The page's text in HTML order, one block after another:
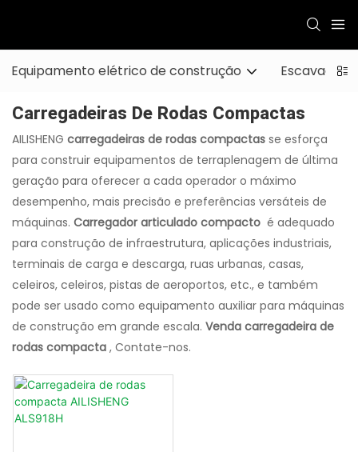
Equipamento elétrico de construção
Carregadeiras De Rodas Compactas
AILISHENG carregadeiras de rodas compactas se esforça
para construir equipamentos de terraplenagem de última
geração para oferecer a cada operador o máximo
desempenho, mais precisão e preferências versáteis de
máquinas. Carregador articulado compacto é adequado
para construção de infraestrutura, aplicações industriais,
terminais de carga e descarga, ruas urbanas, casas,
celeiros, celeiros, pistas de aeroportos, etc., e também
pode ser usado como equipamento auxiliar para máquinas
de construção em grande escala. Venda carregadeira de
rodas compacta , Contate-nos.